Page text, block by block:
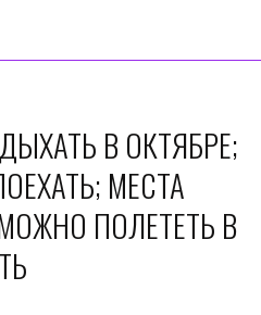
В ОКТЯБРЕ;
МЕСТА
ПОЛЕТЕТЬ В